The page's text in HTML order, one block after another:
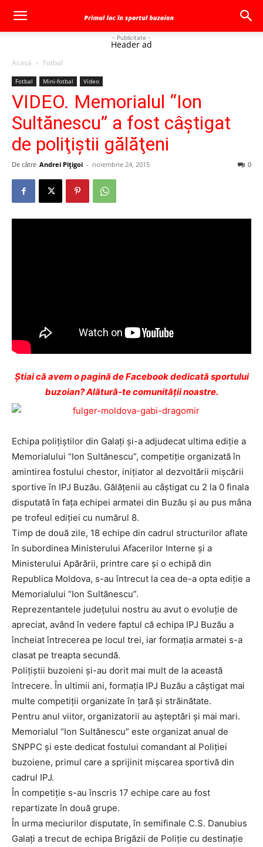
- Publicitate -
Header ad
Acasă Fotbal
Fotbal Mini-fotbal Video
VIDEO. Memorialul “Ion
Sultănescu” a fost câştigat
de poliţiştii gălăţeni
De către Andrei Pițigoi - noiembrie 24, 2015 0
Ştiai că avem o pagină de Facebook dedicată sportului
buzoian? Alătură-te comunității noastre.
Echipa poliţiştilor din Galaţi şi-a adjudecat ultima ediţie a
Memorialului “Ion Sultănescu”, competiţie organizată în
amintirea fostului chestor, iniţiator al dezvoltării mişcării
sportive în IPJ Buzău. Gălăţenii au câştigat cu 2 la 0 finala
disputată în faţa echipei armatei din Buzău şi au pus mâna
pe trofeul ediţiei cu numărul 8.
Timp de două zile, 18 echipe din cadrul structurilor aflate
în subordinea Ministerului Afacerilor Interne şi a
Ministerului Apărării, printre care şi o echipă din
Republica Moldova, s-au întrecut la cea de-a opta ediţie a
Memorialului “Ion Sultănescu”.
Reprezentantele judeţului nostru au avut o evoluţie de
apreciat, având în vedere faptul că echipa IPJ Buzău a
încheiat întrecerea pe locul trei, iar formaţia armatei s-a
clasat pe treapta secundă.
Poliţiştii buzoieni şi-au dorit mai mult de la această
întrecere. În ultimii ani, formaţia IPJ Buzău a câştigat mai
multe competiţii organizate în ţară şi străinătate.
Pentru anul viitor, organizatorii au aşteptări şi mai mari.
Memorialul “Ion Sultănescu” este organizat anual de
SNPPC şi este dedicat fostului comandant al Poliţiei
buzoiene, primul care a sprijinit mişcarea sportivă din
cadrul IPJ.
În competiţie s-au înscris 17 echipe care au fost
repartizate în două grupe.
În urma meciurilor disputate, în semifinale C.S. Danubius
Galaţi a trecut de echipa Brigăzii de Poliţie cu destinaţie